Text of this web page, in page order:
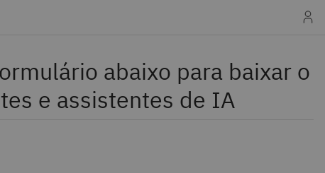
abaixo para baixar o
e assistentes de IA